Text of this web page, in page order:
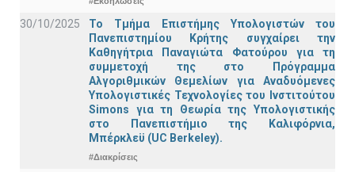
30/10/2025
Το Τμήμα Επιστήμης Υπολογιστών του
Πανεπιστημίου Κρήτης συγχαίρει την
Καθηγήτρια Παναγιώτα Φατούρου για τη
συμμετοχή της στο Πρόγραμμα
Αλγοριθμικών Θεμελίων για Αναδυόμενες
Υπολογιστικές Τεχνολογίες του Ινστιτούτου
Simons για τη Θεωρία της Υπολογιστικής
στο Πανεπιστήμιο της Καλιφόρνια,
Μπέρκλεϋ (UC Berkeley).
#Διακρίσεις